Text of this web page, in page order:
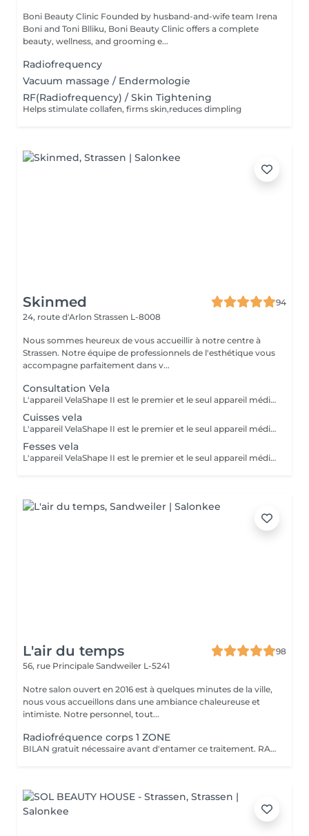
Boni Beauty Clinic Founded by husband-and-wife team Irena
Boni and Toni Blliku, Boni Beauty Clinic offers a complete
beauty, wellness, and grooming e...
Radiofrequency
Vacuum massage / Endermologie
RF(Radiofrequency) / Skin Tightening
Helps stimulate collafen, firms skin,reduces dimpling
Skinmed
94
24, route d'Arlon Strassen L-8008
Nous sommes heureux de vous accueillir à notre centre à
Strassen. Notre équipe de professionnels de l'esthétique vous
accompagne parfaitement dans v...
Consultation Vela
L'appareil VelaShape II est le premier et le seul appareil médical qui a fait ses preuves en remodelage corps. Le VelaShape II est une technologie qui combine le palper-rouler à des radiofréquences et à de la lumière infrarouge. Le palper-rouler « casse » les capitons graisseux et stimule la circulation sanguine et le drainage lymphatique. Quant aux radiofréquences et à la lumière infrarouge, elles agissent dans les couches profondes de la peau, soit l'hypoderme et le derme où l'on retrouve les cellules adipeuses et les fibres de collagène. Les radiofréquences et la lumière infrarouge activent le métabolisme des cellules graisseuses pour en diminuer la grosseur tout en stimulant la contraction et la production des fibres de collagène. L'objectif est de chauffer les graisses afin de récupérer la fermeté et l'aspect lisse de la peau. Un ensemble de 10 séances rapprochées sont nécessaires pour atteindre un résultat optimal. Après cette phase il faut maintenir le résultat obtenu par des séances d'entretien tous les 2 mois. Nous vous proposons une séance de Velashape à partir de 60€ selon la zone à traiter. Contre-indications : porteurs de stimulateur cardiaque ou prothèse métallique, diabétiques, preneurs d'anti- coagulants, enceinte ou allaitante, maladies veineuses, infiltration, tumeur cancéreuse
Cuisses vela
L'appareil VelaShape II est le premier et le seul appareil médical qui a fait ses preuves en remodelage corps. Le VelaShape II est une technologie qui combine le palper-rouler à des radiofréquences et à de la lumière infrarouge. Le palper-rouler « casse » les capitons graisseux et stimule la circulation sanguine et le drainage lymphatique. Quant aux radiofréquences et à la lumière infrarouge, elles agissent dans les couches profondes de la peau, soit l'hypoderme et le derme où l'on retrouve les cellules adipeuses et les fibres de collagène. Les radiofréquences et la lumière infrarouge activent le métabolisme des cellules graisseuses pour en diminuer la grosseur tout en stimulant la contraction et la production des fibres de collagène. L'objectif est de chauffer les graisses afin de récupérer la fermeté et l'aspect lisse de la peau. Un ensemble de 10 séances rapprochées sont nécessaires pour atteindre un résultat optimal. Après cette phase il faut maintenir le résultat obtenu par des séances d'entretien tous les 2 mois. Nous vous proposons une séance de Velashape à partir de 60€ selon la zone à traiter. Contre-indications : porteurs de stimulateur cardiaque ou prothèse métallique, diabétiques, preneurs d'anti- coagulants, enceinte ou allaitante, maladies veineuses, infiltration, tumeur cancéreuse
Fesses vela
L'appareil VelaShape II est le premier et le seul appareil médical qui a fait ses preuves en remodelage corps. Le VelaShape II est une technologie qui combine le palper-rouler à des radiofréquences et à de la lumière infrarouge. Le palper-rouler « casse » les capitons graisseux et stimule la circulation sanguine et le drainage lymphatique. Quant aux radiofréquences et à la lumière infrarouge, elles agissent dans les couches profondes de la peau, soit l'hypoderme et le derme où l'on retrouve les cellules adipeuses et les fibres de collagène. Les radiofréquences et la lumière infrarouge activent le métabolisme des cellules graisseuses pour en diminuer la grosseur tout en stimulant la contraction et la production des fibres de collagène. L'objectif est de chauffer les graisses afin de récupérer la fermeté et l'aspect lisse de la peau. Un ensemble de 10 séances rapprochées sont nécessaires pour atteindre un résultat optimal. Après cette phase il faut maintenir le résultat obtenu par des séances d'entretien tous les 2 mois. Nous vous proposons une séance de Velashape à partir de 60€ selon la zone à traiter. Contre-indications : porteurs de stimulateur cardiaque ou prothèse métallique, diabétiques, preneurs d'anti- coagulants, enceinte ou allaitante, maladies veineuses, infiltration, tumeur cancéreuse
L'air du temps
98
56, rue Principale Sandweiler L-5241
Notre salon ouvert en 2016 est à quelques minutes de la ville,
nous vous accueillons dans une ambiance chaleureuse et
intimiste. Notre personnel, tout...
Radiofréquence corps 1 ZONE
BILAN gratuit nécessaire avant d'entamer ce traitement. RADIOFREQUENCE 448Khz CAPACITIVE RESISTIVE monpolaire Non douloureux, non invasif. Technique pour raffermir, contre la cellulite, réduction de volume. La radiofréquence émet de la chaleur induite par une onde qui génère un effet tenseur et immédiat et durable. Traitement 6 à 12 séances pour atteindre des résultats, cela dépend de la qualité de la peau, de l'âge, du volume concernés entre autres.